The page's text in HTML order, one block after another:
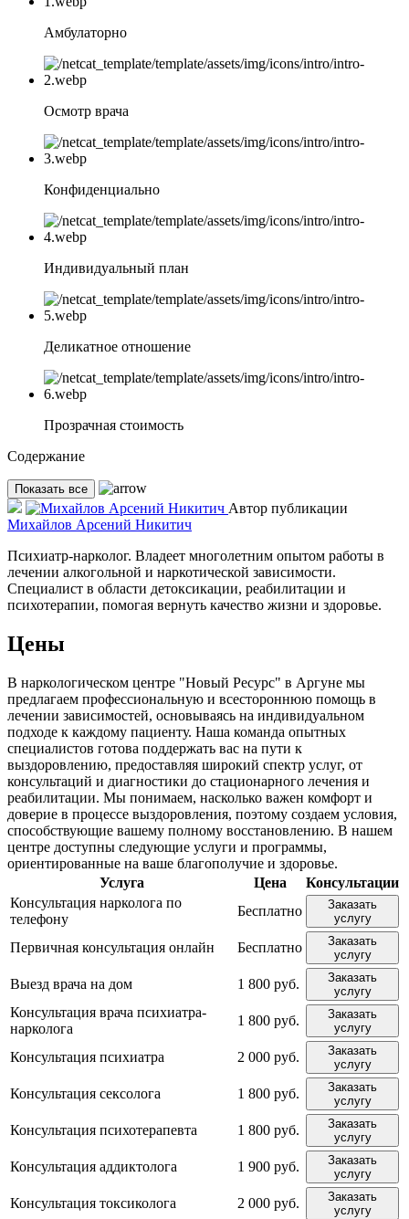
Амбулаторно
Осмотр врача
Конфиденциально
Индивидуальный план
Деликатное отношение
Прозрачная стоимость
Содержание
Показать все
Автор публикации
Михайлов Арсений Никитич
Психиатр-нарколог. Владеет многолетним опытом работы в
лечении алкогольной и наркотической зависимости.
Специалист в области детоксикации, реабилитации и
психотерапии, помогая вернуть качество жизни и здоровье.
Цены
В наркологическом центре "Новый Ресурс" в Аргуне мы
предлагаем профессиональную и всестороннюю помощь в
лечении зависимостей, основываясь на индивидуальном
подходе к каждому пациенту. Наша команда опытных
специалистов готова поддержать вас на пути к
выздоровлению, предоставляя широкий спектр услуг, от
консультаций и диагностики до стационарного лечения и
реабилитации. Мы понимаем, насколько важен комфорт и
доверие в процессе выздоровления, поэтому создаем условия,
способствующие вашему полному восстановлению. В нашем
центре доступны следующие услуги и программы,
ориентированные на ваше благополучие и здоровье.
Услуга
Цена
Консультации
Консультация нарколога по
телефону
Бесплатно
Заказать
услугу
Первичная консультация онлайн Бесплатно
Заказать
услугу
Выезд врача на дом 1 800 руб.
Заказать
услугу
Консультация врача психиатра-
нарколога
1 800 руб.
Заказать
услугу
Консультация психиатра 2 000 руб.
Заказать
услугу
Консультация сексолога 1 800 руб.
Заказать
услугу
Консультация психотерапевта 1 800 руб.
Заказать
услугу
Консультация аддиктолога 1 900 руб.
Заказать
услугу
Консультация токсиколога 2 000 руб.
Заказать
услугу